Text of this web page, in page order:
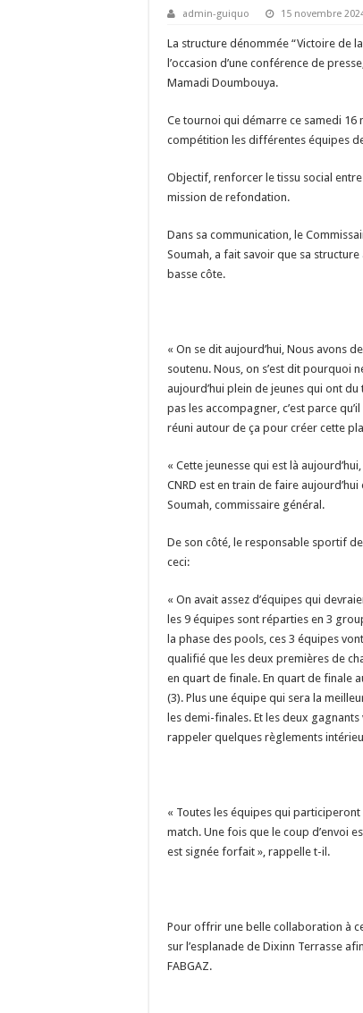
admin-guiquo 15 novembre
La structure dénommée “Victoire de
l’occasion d’une conférence de
Mamadi Doumbouya.
Ce tournoi qui démarre ce samedi 16
compétition les différentes équipes
Objectif, renforcer le tissu social entre
mission de refondation.
Dans sa communication, le
Soumah, a fait savoir que sa
basse côte.
« On se dit aujourd’hui, Nous avons
soutenu. Nous, on s’est dit pourquoi
aujourd’hui plein de jeunes qui ont du
pas les accompagner, c’est parce
réuni autour de ça pour créer cette
« Cette jeunesse qui est là
CNRD est en train de faire
Soumah, commissaire général.
De son côté, le responsable sportif
ceci:
« On avait assez d’équipes qui
les 9 équipes sont réparties en 3
la phase des pools, ces 3 équipes
qualifié que les deux premières de
en quart de finale. En quart de finale
(3). Plus une équipe qui sera la
les demi-finales. Et les deux
rappeler quelques règlements
« Toutes les équipes qui
match. Une fois que le coup d’envoi
est signée forfait », rappelle t-il.
Pour offrir une belle collaboration à
sur l’esplanade de Dixinn Terrasse
FABGAZ.